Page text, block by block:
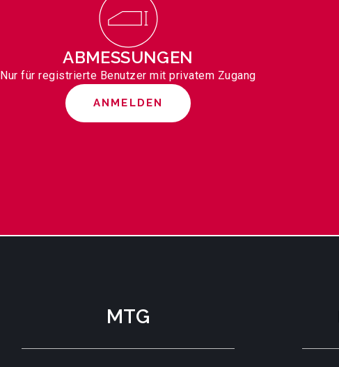
ABMESSUNGEN
Nur für registrierte Benutzer mit privatem Zugang
ANMELDEN
MTG